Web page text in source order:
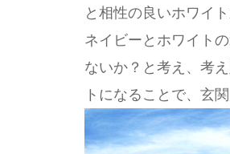
と相性の良いホワイ
ネイビーとホワイト
ないか？と考え、考
トになることで、玄